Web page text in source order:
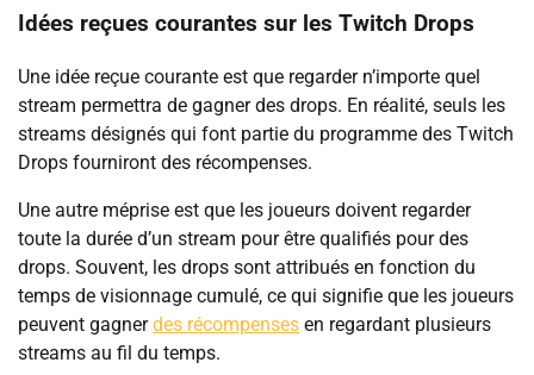
Idées reçues courantes sur les Twitch Drops
Une idée reçue courante est que regarder n’importe quel
stream permettra de gagner des drops. En réalité, seuls les
streams désignés qui font partie du programme des Twitch
Drops fourniront des récompenses.
Une autre méprise est que les joueurs doivent regarder
toute la durée d’un stream pour être qualifiés pour des
drops. Souvent, les drops sont attribués en fonction du
temps de visionnage cumulé, ce qui signifie que les joueurs
peuvent gagnerdes récompenses en regardant plusieurs
streams au fil du temps.